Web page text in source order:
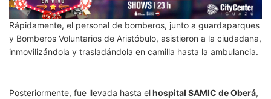
Rápidamente, el personal de bomberos, junto a guardaparques
y Bomberos Voluntarios de Aristóbulo, asistieron a la ciudadana,
inmovilizándola y trasladándola en camilla hasta la ambulancia.
Posteriormente, fue llevada hasta elhospital SAMIC de Oberá,